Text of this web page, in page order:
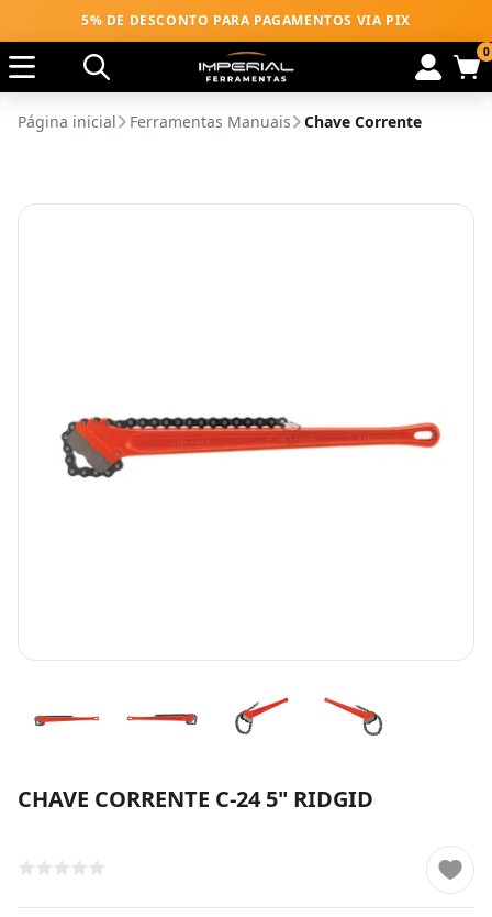
5% DE DESCONTO PARA PAGAMENTOS VIA PIX
0
Página inicial Ferramentas Manuais Chave Corrente
CHAVE CORRENTE C-24 5" RIDGID